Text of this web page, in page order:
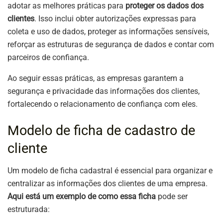
adotar as melhores práticas para proteger os dados dos
clientes. Isso inclui obter autorizações expressas para
coleta e uso de dados, proteger as informações sensíveis,
reforçar as estruturas de segurança de dados e contar com
parceiros de confiança.
Ao seguir essas práticas, as empresas garantem a
segurança e privacidade das informações dos clientes,
fortalecendo o relacionamento de confiança com eles.
Modelo de ficha de cadastro de
cliente
Um modelo de ficha cadastral é essencial para organizar e
centralizar as informações dos clientes de uma empresa.
Aqui está um exemplo de como essa ficha pode ser
estruturada: